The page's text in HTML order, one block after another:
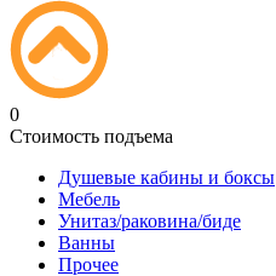
0
Стоимость подъема
Душевые кабины и боксы
Мебель
Унитаз/раковина/биде
Ванны
Прочее